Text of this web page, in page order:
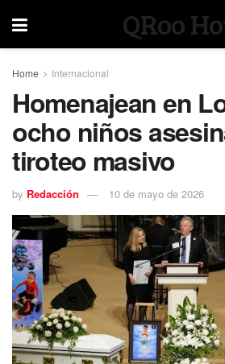
QRoo
Home Internacional
Homenajean en
ocho niños
tiroteo masivo
by Redacción 10 de mayo de 2026